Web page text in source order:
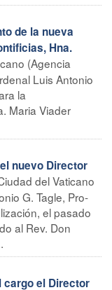
de la nueva
Hna.
(Agencia
Luis Antonio
la
Maria Viader
nuevo Director
del Vaticano
G. Tagle, Pro-
el pasado
al Rev. Don
cargo el Director